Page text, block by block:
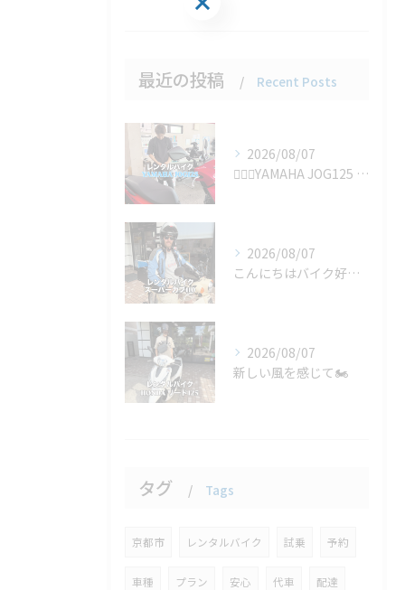
最近の投稿 Recent Posts
2026/08/07
🚴‍♂️✨YAMAHA JOG125 の1ヶ月レンタルをご利...
2026/08/07
こんにちはバイク好きのみなさん！🏍️🌟 今日は驚きの旅のお供...
2026/08/07
新しい風を感じて🏍️
タグ Tags
京都市 レンタルバイク 試乗 予約
車種 プラン 安心 代車 配達